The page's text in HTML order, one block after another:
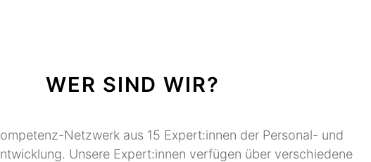
WER SIND WIR?
Netzwerk aus 15 Expert:innen der Personal- und
Unsere Expert:innen verfügen über verschiedene